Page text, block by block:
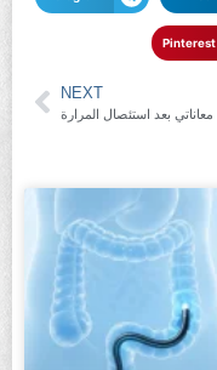
Pinterest
NEXT
معاناتي بعد استئصال المرارة